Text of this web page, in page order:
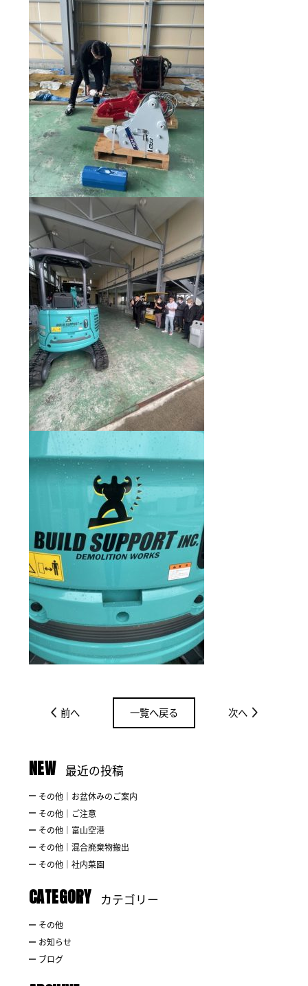
前へ 一覧へ戻る 次へ
NEW 最近の投稿
その他｜お盆休みのご案内
その他｜ご注意
その他｜富山空港
その他｜混合廃棄物搬出
その他｜社内菜園
CATEGORY カテゴリー
その他
お知らせ
ブログ